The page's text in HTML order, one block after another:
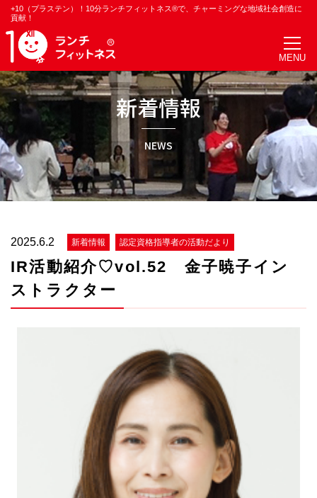
+10（プラステン）！10分ランチフィットネス®で、チャーミングな地域社会創造に
貢献！
新着情報
NEWS
2025.6.2 新着情報 認定資格指導者の活動だより
IR活動紹介♡vol.52 金子暁子イン
ストラクター